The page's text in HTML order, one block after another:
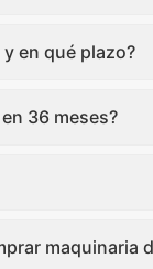
en qué plazo?
36 meses?
maquinaria